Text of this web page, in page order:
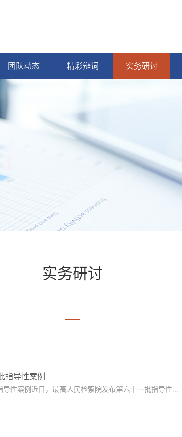
团队动态 精彩辩词 实务研讨
实务研讨
指导性案例
性案例近日，最高人民检察院发布第六十一批指导性...